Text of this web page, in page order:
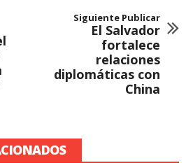
Siguiente Publicar
El Salvador
fortalece
relaciones
diplomáticas con
China